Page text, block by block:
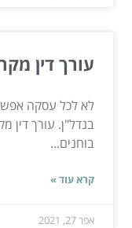
עורך דין
לא לכל עסקה
בנדל"ן. עורך דין
בוחנים...
קרא עוד »
אפר 27, 2021